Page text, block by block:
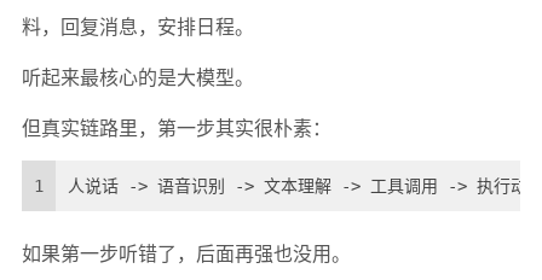
料，回复消息，安排日程。
听起来最核心的是大模型。
但真实链路里，第一步其实很朴素：
1 人说话 -> 语音识别 -> 文本理解 -> 工具调用 -> 执行动
如果第一步听错了，后面再强也没用。